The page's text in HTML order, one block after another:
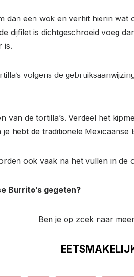
dan een wok en verhit hierin
dijfilet is dichtgeschroeid voeg
is.
volgens de
van de tortilla’s. Verdeel het
hebt de traditionele Mexicaanse
ook vaak na het vullen in de
Burrito’s gegeten?
Ben je op zoek naar